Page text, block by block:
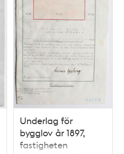
Underlag för
bygglov år 1897,
fastigheten